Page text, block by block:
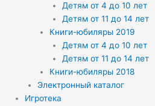
Детям от 4 до 10 лет
Детям от 11 до 14 лет
Книги-юбиляры 2019
Детям от 4 до 10 лет
Детям от 11 до 14 лет
Книги-юбиляры 2018
Электронный каталог
Игротека